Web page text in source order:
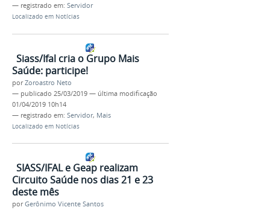
— registrado em: Servidor
Localizado em Notícias
Siass/Ifal cria o Grupo Mais
Saúde: participe!
porZoroastro Neto
— publicado 25/03/2019 — última modificação
01/04/2019 10h14
— registrado em: Servidor, Mais
Localizado em Notícias
SIASS/IFAL e Geap realizam
Circuito Saúde nos dias 21 e 23
deste mês
porGerônimo Vicente Santos